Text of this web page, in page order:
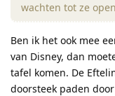
wachten tot ze
Ben ik het ook mee
van Disney, dan
tafel komen. De
doorsteek paden